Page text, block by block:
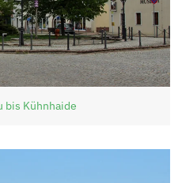
bis Kühnhaide